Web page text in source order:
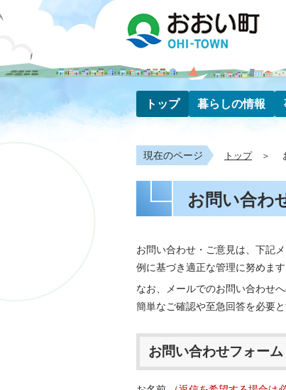
トップ 暮らしの情報
現在のページ トップ
お問い合わ
お問い合わせ・ご意見は、下記
例に基づき適正な管理に努めます
なお、メールでのお問い合わせ
簡単なご確認や至急回答を必要
お問い合わせフォーム